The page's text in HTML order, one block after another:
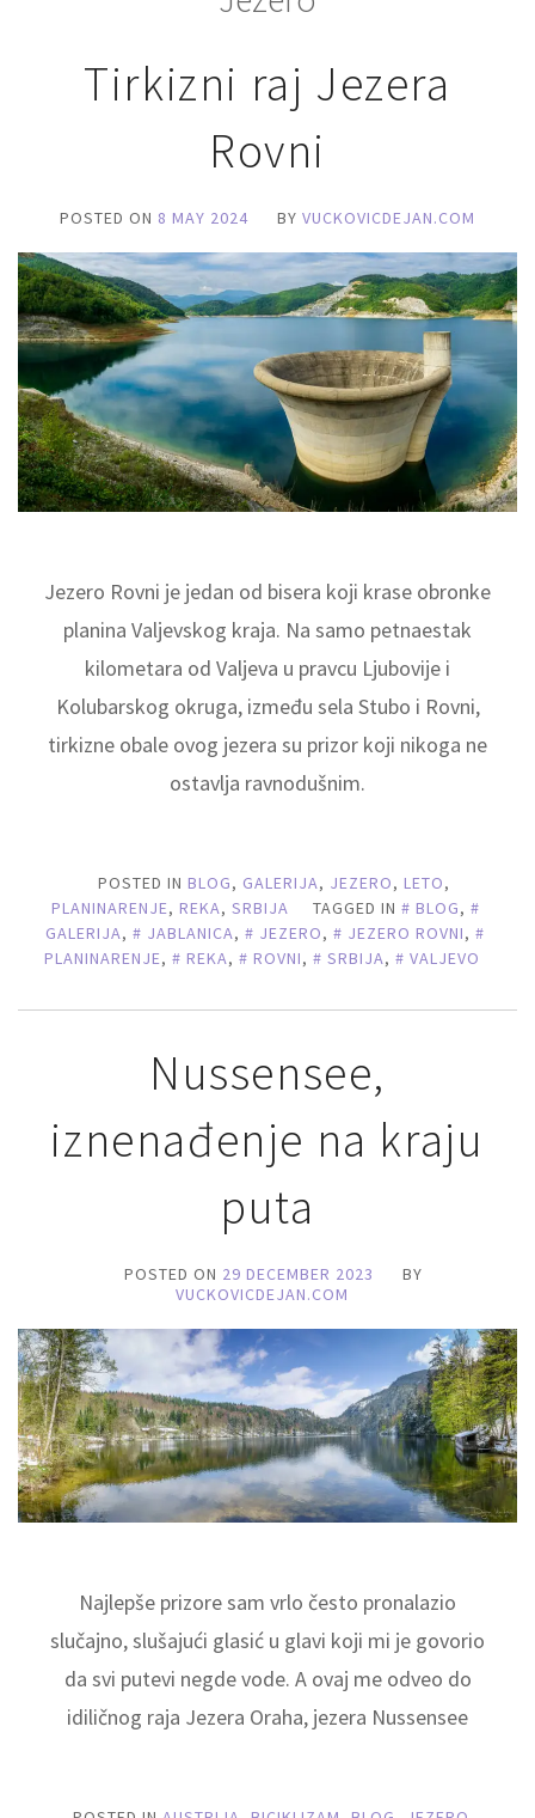
Tirkizni raj Jezera
Rovni
POSTED ON 8 MAY 2024 BY VUCKOVICDEJAN.COM
Jezero Rovni je jedan od bisera koji krase obronke
planina Valjevskog kraja. Na samo petnaestak
kilometara od Valjeva u pravcu Ljubovije i
Kolubarskog okruga, između sela Stubo i Rovni,
tirkizne obale ovog jezera su prizor koji nikoga ne
ostavlja ravnodušnim.
POSTED IN BLOG, GALERIJA, JEZERO, LETO,
PLANINARENJE, REKA, SRBIJA TAGGED IN BLOG,
GALERIJA, JABLANICA, JEZERO, JEZERO ROVNI,
PLANINARENJE, REKA, ROVNI, SRBIJA, VALJEVO
Nussensee,
iznenađenje na kraju
puta
POSTED ON 29 DECEMBER 2023
BY
VUCKOVICDEJAN.COM
Najlepše prizore sam vrlo često pronalazio
slučajno, slušajući glasić u glavi koji mi je govorio
da svi putevi negde vode. A ovaj me odveo do
idiličnog raja Jezera Oraha, jezera Nussensee